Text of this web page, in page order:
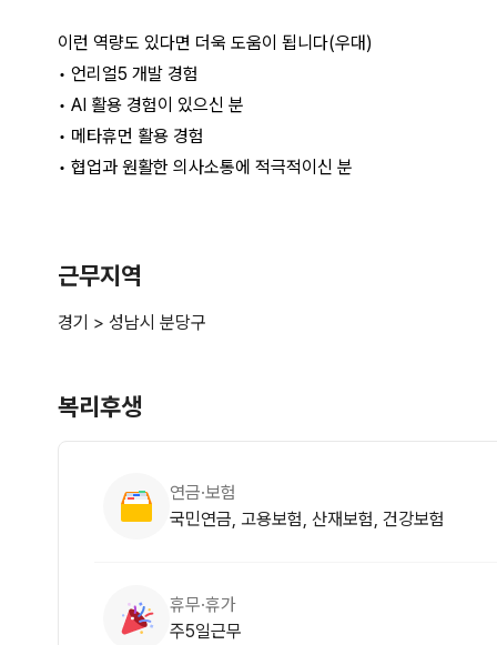
근무지역
경기 > 성남시 분당구
복리후생
연금·보험
국민연금, 고용보험, 산재보험, 건강보험
휴무·휴가
주5일근무